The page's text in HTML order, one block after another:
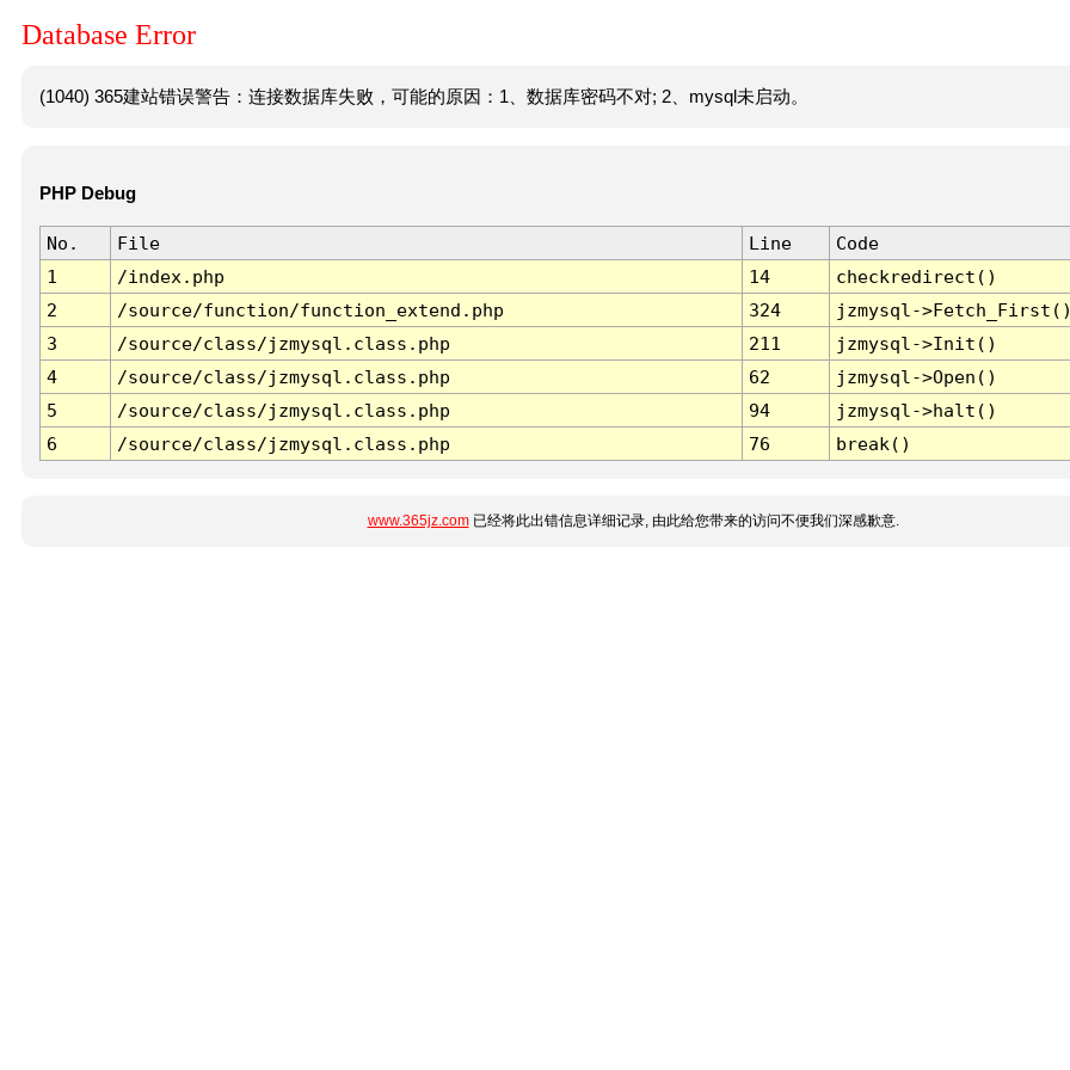
Database Error
(1040) 365建站错误警告：连接数据库失败，可能的原因：1、数据库密码不对; 2、mysql未启动。
PHP Debug
No. File Line
Code
1
/index.php 14
checkredirect()
2
/source/function/function_extend.php 324
jzmysql-
3
/source/class/jzmysql.class.php 211
jzmysql->Init()
4
/source/class/jzmysql.class.php 62
jzmysql->Open()
5
/source/class/jzmysql.class.php 94
jzmysql->halt()
6
/source/class/jzmysql.class.php 76 break()
www.365jz.com已经将此出错信息详细记录, 由此给您带来的访问不便我们深感歉意.